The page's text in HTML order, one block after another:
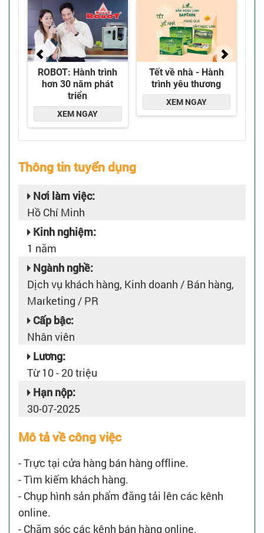
Thông tin tuyển dụng
Nơi làm việc:
Hồ Chí Minh
Kinh nghiệm:
1 năm
Ngành nghề:
Dịch vụ khách hàng, Kinh doanh / Bán hàng,
Marketing / PR
Cấp bậc:
Nhân viên
Lương:
Từ 10 - 20 triệu
Hạn nộp:
30-07-2025
Mô tả về công việc
- Trực tại cửa hàng bán hàng offline.
- Tìm kiếm khách hàng.
- Chụp hình sản phẩm đăng tải lên các kênh
online.
- Chăm sóc các kênh bán hàng online.